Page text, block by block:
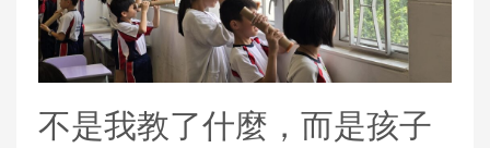
不是我教了什麼，而是孩子